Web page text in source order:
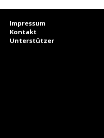
Impressum
Kontakt
Unterstützer